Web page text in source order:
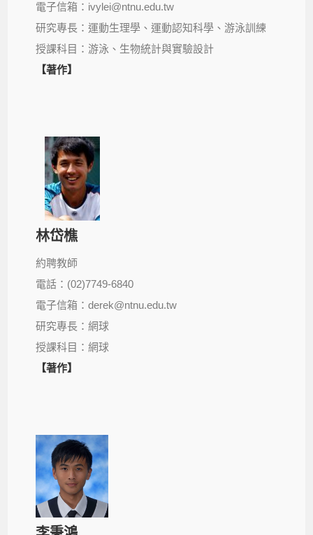
電子信箱：ivylei@ntnu.edu.tw
研究專長：運動生理學、運動認知科學、游泳訓練
授課科目：游泳、生物統計與實驗設計
【著作】
林岱樵
約聘教師
電話：(02)7749-6840
電子信箱：derek@ntnu.edu.tw
研究專長：網球
授課科目：網球
【著作】